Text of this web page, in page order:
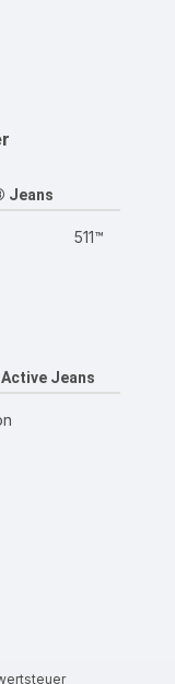
Jeans
511™
Jeans